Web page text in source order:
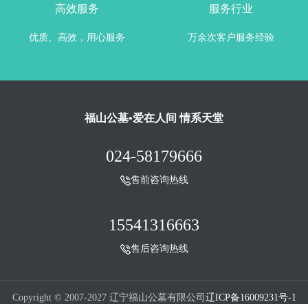
高效服务
优质、高效，用心服务
服务行业
万余次客户服务经验
福山公墓•爱在人间 情系天堂
024-58179666
售前咨询热线
15541316663
售后咨询热线
Copyright © 2007-2027 辽宁福山公墓有限公司 辽ICP备16009231号-1